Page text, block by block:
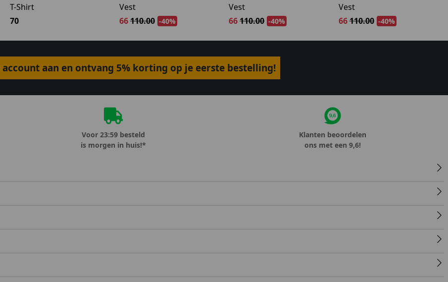
T-Shirt
70
Vest
66110.00 -40%
Vest
66110.00 -40%
Vest
66110.00 -40%
account aan en ontvang 5% korting op je eerste bestelling!
Voor 23:59 besteld
is morgen in huis!*
Klanten beoordelen
ons met een 9,6!